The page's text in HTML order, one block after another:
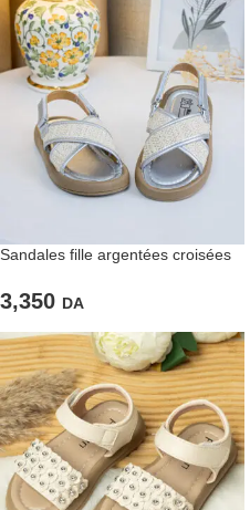
Sandales fille argentées croisées
3,350 DA